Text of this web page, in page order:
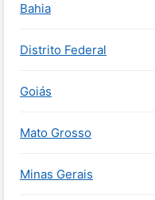
Bahia
Distrito Federal
Goiás
Mato Grosso
Minas Gerais